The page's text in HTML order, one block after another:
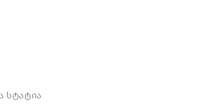
სტატია